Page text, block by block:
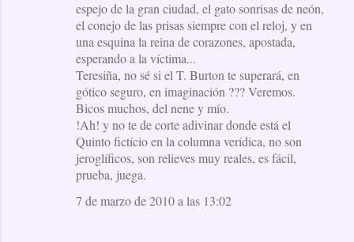
espejo de la gran ciudad, el gato sonrisas de neón,
el conejo de las prisas siempre con el reloj, y en
una esquina la reina de corazones, apostada,
esperando a la víctima...
Teresiña, no sé si el T. Burton te superará, en
gótico seguro, en imaginación ??? Veremos.
Bicos muchos, del nene y mío.
!Ah! y no te de corte adivinar donde está el
Quinto fictício en la columna verídica, no son
jeroglíficos, son relieves muy reales, es fácil,
prueba, juega.
7 de marzo de 2010 a las 13:02